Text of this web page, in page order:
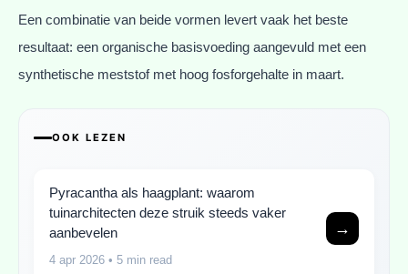
Een combinatie van beide vormen levert vaak het beste
resultaat: een organische basisvoeding aangevuld met een
synthetische meststof met hoog fosforgehalte in maart.
OOK LEZEN
Pyracantha als haagplant: waarom
tuinarchitecten deze struik steeds vaker
aanbevelen
4 apr 2026 • 5 min read
→